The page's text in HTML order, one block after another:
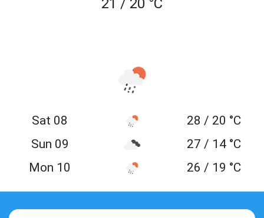
21 / 20 °C
Sat 08
28 / 20 °C
Sun 09
27 / 14 °C
Mon 10
26 / 19 °C